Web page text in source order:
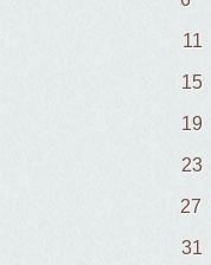
11
15
19
23
27
31